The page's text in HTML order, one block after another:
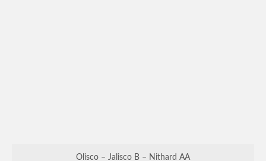
Olisco – Jalisco B – Nithard AA